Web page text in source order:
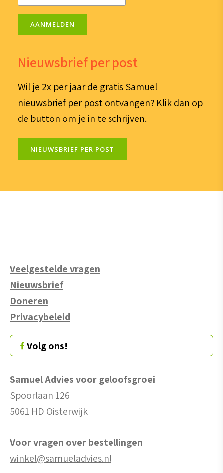
AANMELDEN
Nieuwsbrief per post
Wil je 2x per jaar de gratis Samuel
nieuwsbrief per post ontvangen? Klik dan op
de button om je in te schrijven.
NIEUWSBRIEF PER POST
Veelgestelde vragen
Nieuwsbrief
Doneren
Privacybeleid
Volg ons!
Samuel Advies voor geloofsgroei
Spoorlaan 126
5061 HD Oisterwijk
Voor vragen over bestellingen
winkel@samueladvies.nl